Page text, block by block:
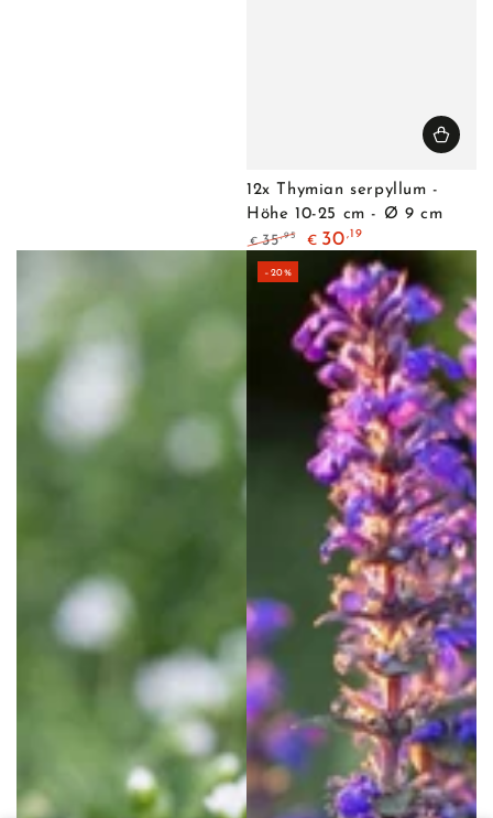
12x Thymian serpyllum -
Höhe 10-25 cm - Ø 9 cm
Regulärer
Preis
€ 35,95
Verkaufspreis
€ 30,19
–20%